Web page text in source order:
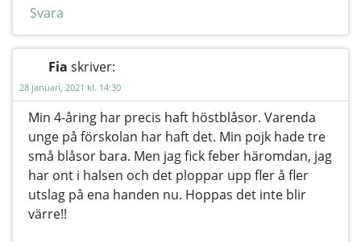
Svara
Fia skriver:
28 januari, 2021 kl. 14:30
Min 4-åring har precis haft höstblåsor. Varenda
unge på förskolan har haft det. Min pojk hade tre
små blåsor bara. Men jag fick feber häromdan, jag
har ont i halsen och det ploppar upp fler å fler
utslag på ena handen nu. Hoppas det inte blir
värre!!